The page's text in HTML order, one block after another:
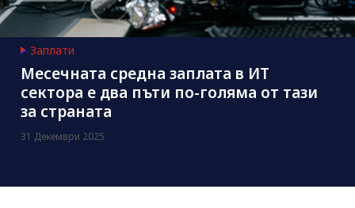
Заплати
Месечната средна заплата в ИТ
сектора е два пъти по-голяма от тази
за страната
31 Декември 2025